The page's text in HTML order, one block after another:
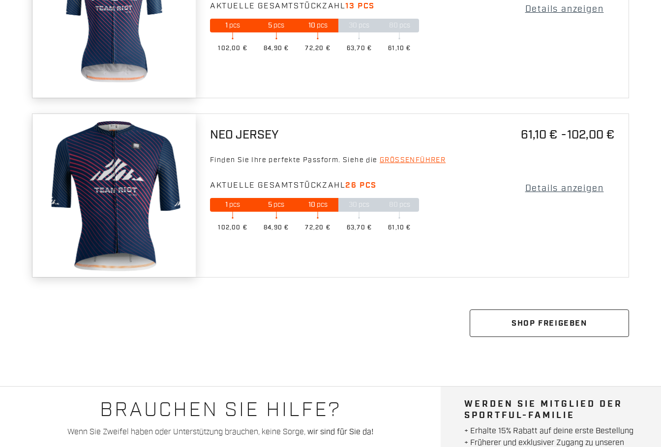
AKTUELLE GESAMTSTÜCKZAHL13 PCS
1 pcs
102,00 €
5 pcs
84,90 €
10 pcs
72,20 €
30 pcs
63,70 €
80 pcs
61,10 €
Details anzeigen
NEO JERSEY 61,10 € 102,00 €
Finden Sie Ihre perfekte Passform. Siehe die GRÖSSENFÜHRER
AKTUELLE GESAMTSTÜCKZAHL 26 PCS
1 pcs
102,00 €
5 pcs
84,90 €
10 pcs
72,20 €
30 pcs
63,70 €
80 pcs
61,10 €
Details anzeigen
SHOP FREIGEBEN
BRAUCHEN SIE HILFE?
Wenn Sie Zweifel haben oder Unterstützung brauchen, keine Sorge, wir sind für Sie da!
WERDEN SIE MITGLIED DER
SPORTFUL-FAMILIE
+ Erhalte 15% Rabatt auf deine erste Bestellung
+ Früherer und exklusiver Zugang zu unseren